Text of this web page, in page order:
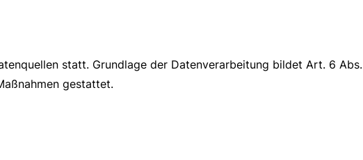
statt. Grundlage der Datenverarbeitung bildet Art. 6
gestattet.